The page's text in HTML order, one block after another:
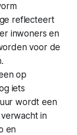
reflecteert
inwoners en
voor de
op
iets
wordt een
in
en